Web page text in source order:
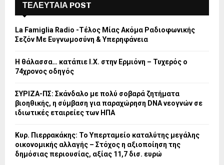
ΤΕΛΕΥΤΑΙΑ POST
La Famiglia Radio -Τέλος Μίας Ακόμα Ραδιοφωνικής
Σεζόν Με Ευγνωμοσύνη & Υπερηφάνεια
Η θάλασσα… κατάπιε Ι.Χ. στην Ερμιόνη – Τυχερός ο
74χρονος οδηγός
ΣΥΡΙΖΑ-ΠΣ: Σκάνδαλο με πολύ σοβαρά ζητήματα
βιοηθικής, η σύμβαση για παραχώρηση DNA νεογνών σε
ιδιωτικές εταιρείες των ΗΠΑ
Κυρ. Πιερρακάκης: Το Υπερταμείο καταλύτης μεγάλης
οικονομικής αλλαγής – Στόχος η αξιοποίηση της
δημόσιας περιουσίας, αξίας 11,7 δισ. ευρώ